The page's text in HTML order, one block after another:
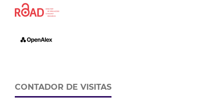
CONTADOR DE VISITAS